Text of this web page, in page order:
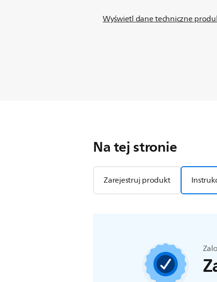
Wyświetl dane techniczne
Na tej stronie
Zarejestruj produkt